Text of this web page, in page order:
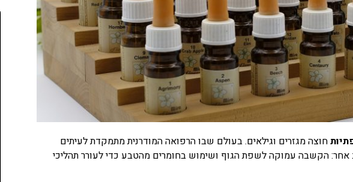
חוצה מגזרים וגילאים. בעולם שבו הרפואה המודרנית מתמקדת לעיתים
אחר: הקשבה עמוקה לשפת הגוף ושימוש בחומרים מהטבע כדי לעורר תהליכי